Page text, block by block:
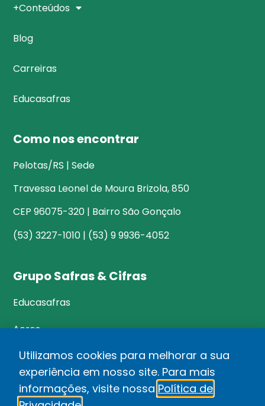
+Conteúdos
Blog
Carreiras
Educasafras
Como nos encontrar
Pelotas/RS | Sede
Travessa Leonel de Moura Brizola, 850
CEP 96075-320 | Bairro São Gonçalo
(53) 3227-1010 | (53) 9 9936-4052
Grupo Safras & Cifras
Educasafras
Acres
©Safras&Cifras
Relatório de Transparência Salarial
Utilizamos cookies para melhorar a sua
experiência em nosso site. Para mais
informações, visite nossa Política de